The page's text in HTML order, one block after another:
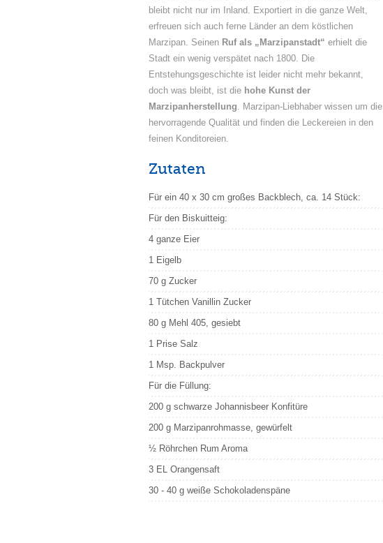
bleibt nicht nur im Inland. Exportiert in die ganze Welt,
erfreuen sich auch ferne Länder an dem köstlichen
Marzipan. Seinen Ruf als „Marzipanstadt“ erhielt die
Stadt ein wenig verspätet nach 1800. Die
Entstehungsgeschichte ist leider nicht mehr bekannt,
doch was bleibt, ist die hohe Kunst der
Marzipanherstellung. Marzipan-Liebhaber wissen um die
hervorragende Qualität und finden die Leckereien in den
feinen Konditoreien.
Zutaten
Für ein 40 x 30 cm großes Backblech, ca. 14 Stück:
Für den Biskuitteig:
4 ganze Eier
1 Eigelb
70 g Zucker
1 Tütchen Vanillin Zucker
80 g Mehl 405, gesiebt
1 Prise Salz
1 Msp. Backpulver
Für die Füllung:
200 g schwarze Johannisbeer Konfitüre
200 g Marzipanrohmasse, gewürfelt
½ Röhrchen Rum Aroma
3 EL Orangensaft
30 - 40 g weiße Schokoladenspäne